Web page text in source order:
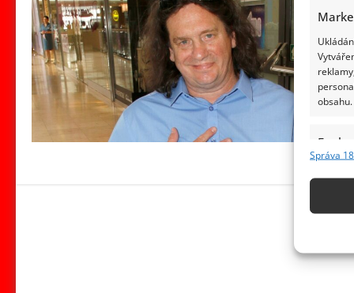
obsahu.
Funkce
Správa